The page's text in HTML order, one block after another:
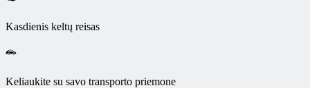
Kasdienis keltų reisas
Keliaukite su savo transporto priemone